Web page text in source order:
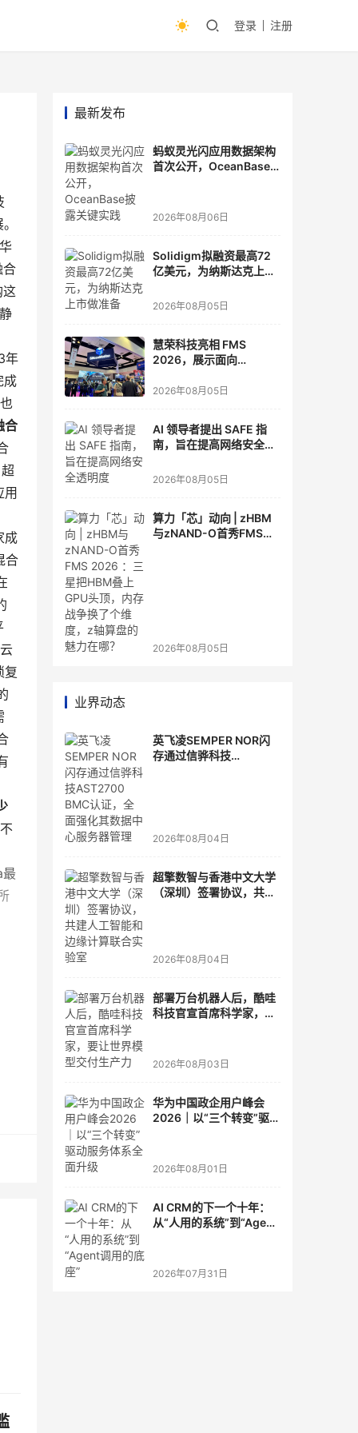
登录 注册
合
这
年
成
合
成
合
复
最
最新发布
蚂蚁灵光闪应用数据架构
首次公开，OceanBase
2026年08月06日
Solidigm拟融资最高72
亿美元，为纳斯达克上市
2026年08月05日
慧荣科技亮相 FMS
2026，展示面向
存储方案
2026年08月05日
AI 领导者提出 SAFE 指
南，旨在提高网络安全透
2026年08月05日
算力「芯」动向 | zHBM
与zNAND-O首秀FMS
2026年08月05日
业界动态
英飞凌SEMPER NOR闪
存通过信骅科技
2026年08月04日
超擎数智与香港中文大学
（深圳）签署协议，共建
2026年08月04日
部署万台机器人后，酷哇
科技官宣首席科学家，要
2026年08月03日
华为中国政企用户峰会
2026｜以“三个转变”驱动
2026年08月01日
AI CRM的下一个十年：
从“人用的系统”到“Agent
2026年07月31日